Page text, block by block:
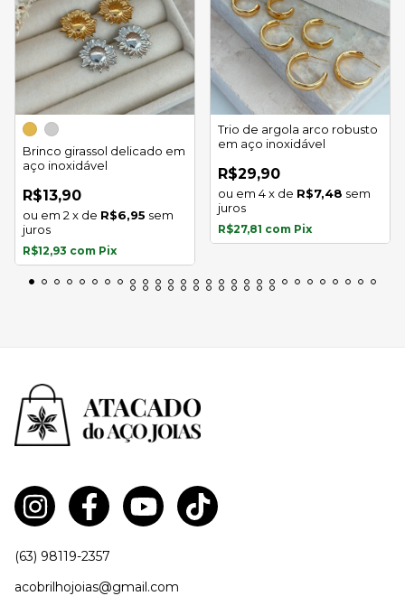
Brinco girassol delicado em
aço inoxidável
R$13,90
2 x de R$6,95 sem
juros
R$12,93 com Pix
Trio de argola arco robusto
em aço inoxidável
R$29,90
4x de R$7,48 sem
juros
R$27,81 com Pix
(63) 98119-2357
acobrilhojoias@gmail.com